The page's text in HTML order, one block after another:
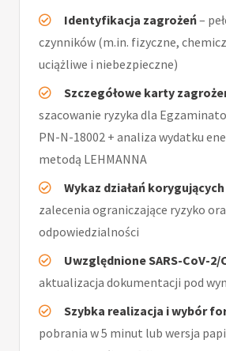
Identyfikacja zagrożeń–
czynników (m.in. fizyczne,
uciążliwe i niebezpieczne)
Szczegółowe karty
szacowanie ryzyka dla
PN-N-18002 + analiza wydatku
metodą LEHMANNA
Wykaz działań korygujących
zalecenia ograniczające ryzyko
odpowiedzialności
Uwzględnione SARS-CoV-2/
aktualizacja dokumentacji pod
Szybka realizacja i wybór
pobrania w 5 minut lub wersja